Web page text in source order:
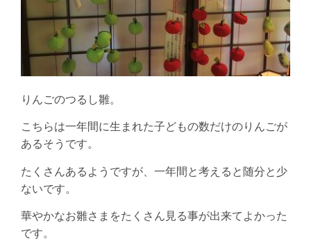
りんごのつるし雛。
こちらは一年間に生まれた子どもの数だけのりんごが
あるそうです。
たくさんあるようですが、一年間と考えると随分と少
ないです。
華やかなお雛さまをたくさん見る事が出来てよかった
です。